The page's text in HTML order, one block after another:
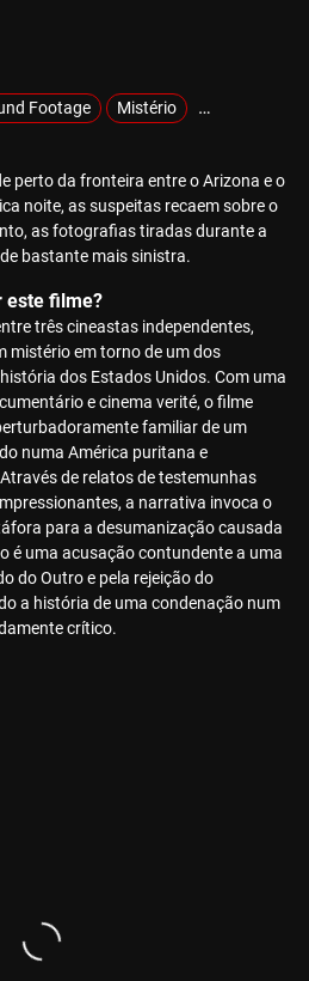
Footage Mistério Sobrenatural
perto da fronteira entre o Arizona e o
noite, as suspeitas recaem sobre o
as fotografias tiradas durante a
bastante mais sinistra.
este filme?
três cineastas independentes,
mistério em torno de um dos
dos Estados Unidos. Com uma
e cinema verité, o filme
familiar de um
numa América puritana e
de relatos de testemunhas
a narrativa invoca o
para a desumanização causada
é uma acusação contundente a uma
do Outro e pela rejeição do
a história de uma condenação num
crítico.